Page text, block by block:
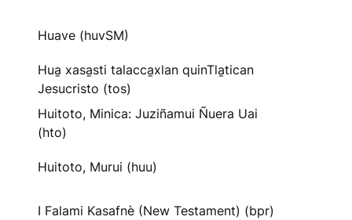
Huave (huvSM)
Hua̱ xasa̱sti talacca̱xlan quinTla̱tican
Jesucristo (tos)
Huitoto, Minica: Juziñamui Ñuera Uai
(hto)
Huitoto, Murui (huu)
I Falami Kasafnè (New Testament) (bpr)